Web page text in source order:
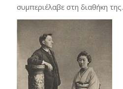
συμπεριέλαβε στη διαθήκη της.